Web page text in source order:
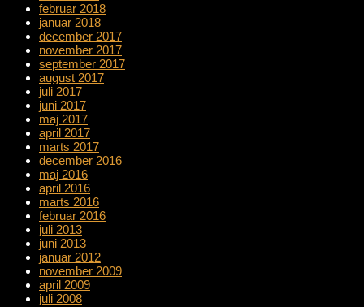
februar 2018
januar 2018
december 2017
november 2017
september 2017
august 2017
juli 2017
juni 2017
maj 2017
april 2017
marts 2017
december 2016
maj 2016
april 2016
marts 2016
februar 2016
juli 2013
juni 2013
januar 2012
november 2009
april 2009
juli 2008